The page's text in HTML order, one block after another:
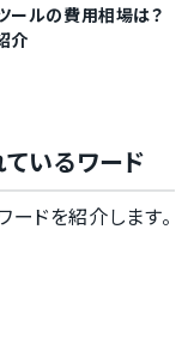
ールの費用相場は？
介
いるワード
ドを紹介します。